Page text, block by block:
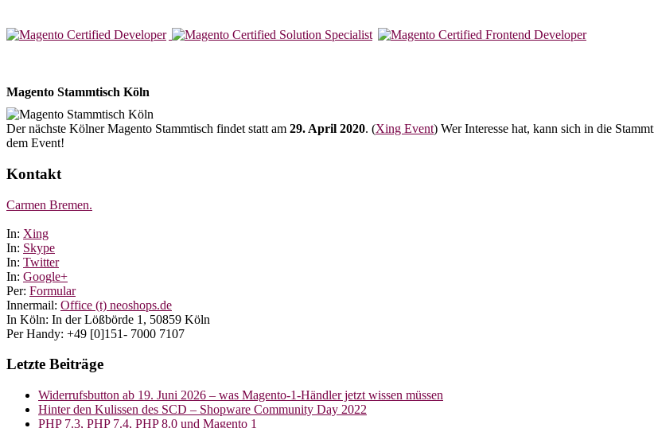
Magento Stammtisch Köln
Der nächste Kölner Magento Stammtisch findet statt am 29. April 2020. (Xing Event) Wer Interesse hat, kann sich in die
dem Event!
Kontakt
Carmen Bremen.
In: Xing
In: Skype
In: Twitter
In: Google+
Per: Formular
Innermail: Office (t) neoshops.de
In Köln: In der Lößbörde 1, 50859 Köln
Per Handy: +49 [0]151- 7000 7107
Letzte Beiträge
Widerrufsbutton ab 19. Juni 2026 – was Magento-1-Händler jetzt wissen müssen
Hinter den Kulissen des SCD – Shopware Community Day 2022
PHP 7.3, PHP 7.4, PHP 8.0 und Magento 1